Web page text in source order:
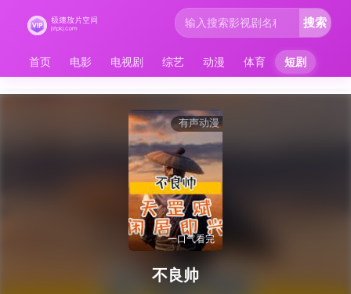
首页 电影 电视剧 综艺 动漫 体育 短剧
搜索
有声动漫
一口气看完
不良帅